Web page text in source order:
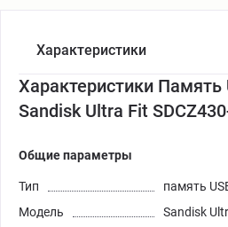
Характеристики
Характеристики Память
Sandisk Ultra Fit
Общие параметры
Тип
память
Модель
Sandisk